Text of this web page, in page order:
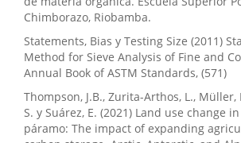
Chimborazo, Riobamba.
Statements, Bias y Testing Size (2011)
Method for Sieve Analysis of Fine and
Annual Book of ASTM Standards, (571)
Thompson, J.B., Zurita-Arthos, L., Müller,
S. y Suárez, E. (2021) Land use change
páramo: The impact of expanding